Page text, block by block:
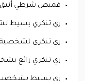
قميص شرطي أنيق
زي تنكري بسيط
زي تنكري لشخصية
زي تنكري رائع
زي بسيط بشخصية